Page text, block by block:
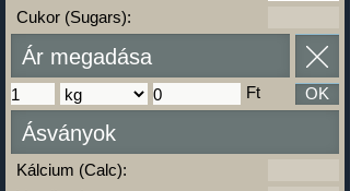
Cukor (Sugars):
Ár megadása
Ft OK
Ásványok
Kálcium (Calc):